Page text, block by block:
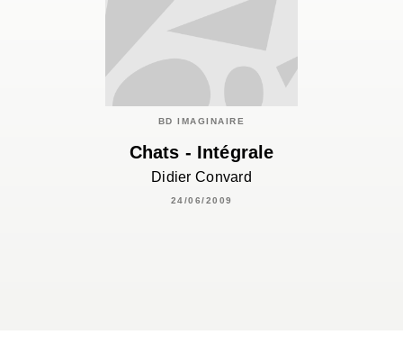
BD IMAGINAIRE
Chats - Intégrale
Didier Convard
24/06/2009